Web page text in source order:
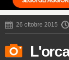
26 ottobre 2015